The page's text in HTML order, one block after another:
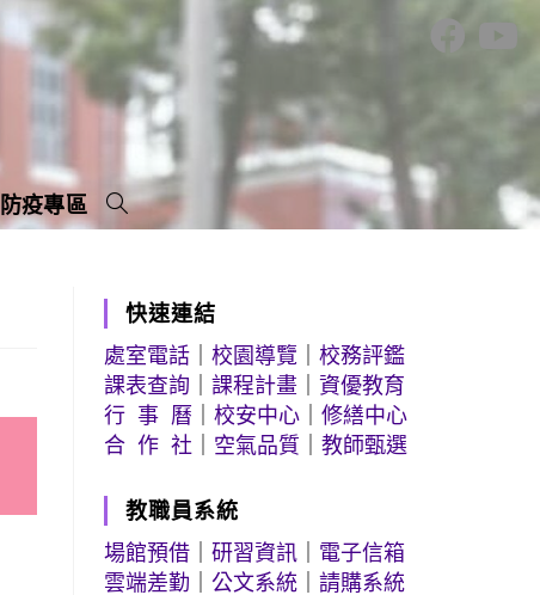
防疫專區
快速連結
處室電話 ｜校園導覽 ｜校務評鑑
課表查詢 ｜課程計畫 ｜資優教育
行 事 曆 ｜校安中心 ｜修繕中心
合 作 社
空氣品質 ｜教師甄選
教職員系統
場館預借 ｜研習資訊
電子信箱
雲端差勤 ｜公文系統 ｜請購系統